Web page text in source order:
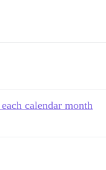
calendar month